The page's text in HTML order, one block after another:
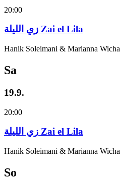
20:00
زي‌ اللیلة Zai el Lila
Hanik Soleimani & Marianna Wicha
Sa
19.9.
20:00
زي‌ اللیلة Zai el Lila
Hanik Soleimani & Marianna Wicha
So